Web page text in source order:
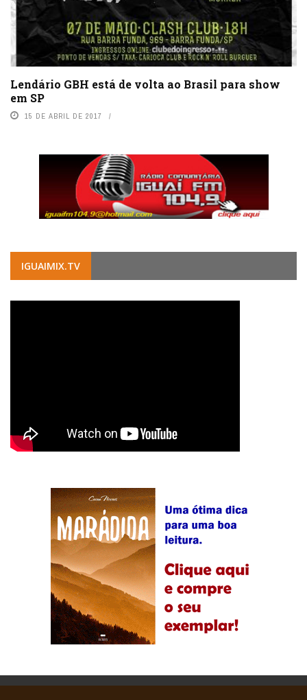
Lendário GBH está de volta ao Brasil para show
em SP
15 DE ABRIL DE 2017
IGUAIMIX.TV